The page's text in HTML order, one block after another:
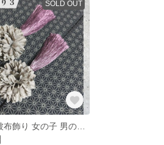
SOLD OUT